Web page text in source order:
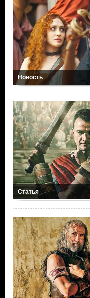
Новость
Статья